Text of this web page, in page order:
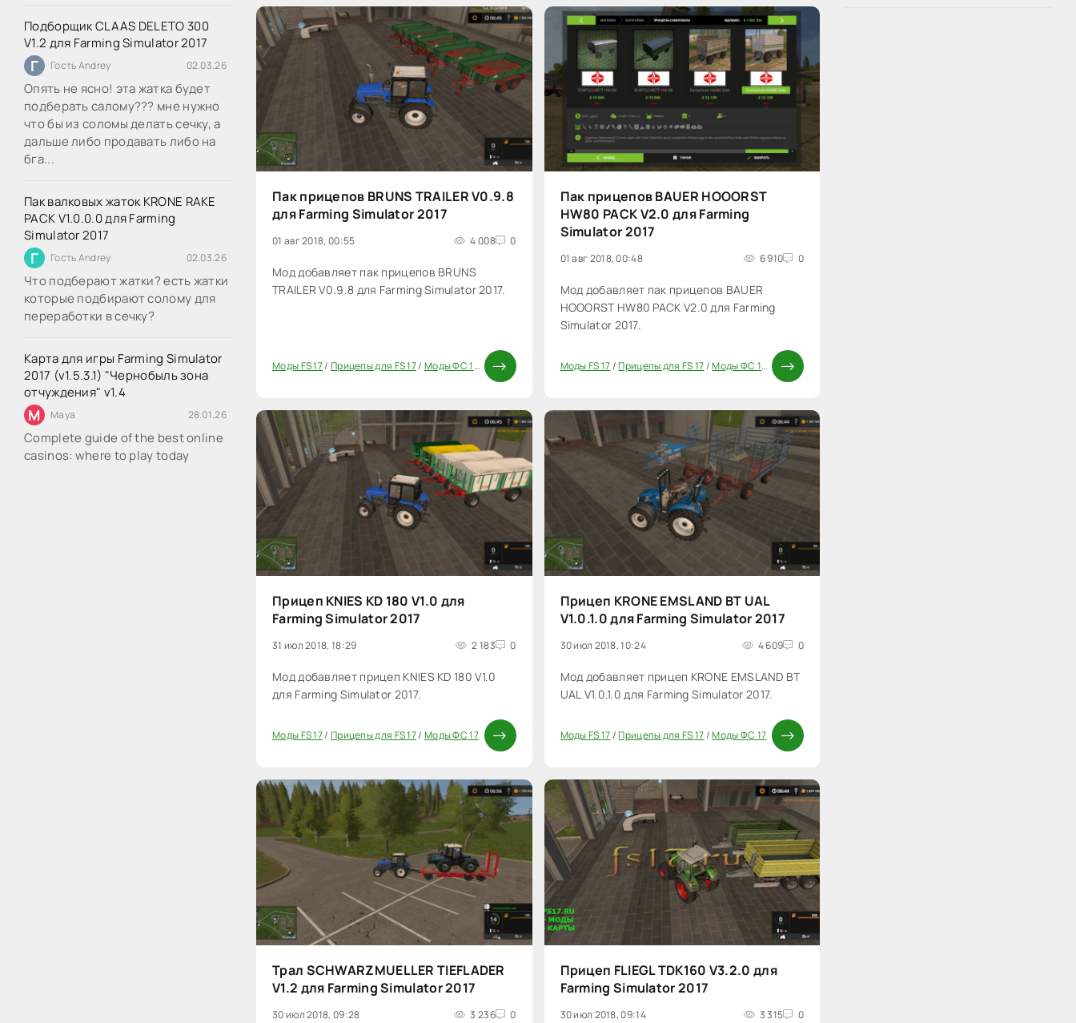
Подборщик CLAAS DELETO 300
V1.2 для Farming Simulator 2017
Г Гость Andrey 02.03.26
Опять не ясно! эта жатка будет
подберать салому??? мне нужно
что бы из соломы делать сечку, а
дальше либо продавать либо на
бга...
Пак валковых жаток KRONE RAKE
PACK V1.0.0.0 для Farming
Simulator 2017
Г Гость Andrey 02.03.26
Что подберают жатки? есть жатки
которые подбирают солому для
переработки в сечку?
Карта для игры Farming Simulator
2017 (v1.5.3.1) "Чернобыль зона
отчуждения" v1.4
M Maya 28.01.26
Complete guide of the best online
casinos: where to play today
Пак прицепов BRUNS TRAILER V0.9.8
для Farming Simulator 2017
01 авг 2018, 00:55 4 008 0
Мод добавляет пак прицепов BRUNS
TRAILER V0.9.8 для Farming Simulator 2017.
20
Моды FS 17/ Прицепы для FS 17/ Моды ФС 17 / Паки
Пак прицепов BAUER HOOORST
HW80 PACK V2.0 для Farming
Simulator 2017
01 авг 2018, 00:48 6 910 0
Мод добавляет пак прицепов BAUER
HOOORST HW80 PACK V2.0 для Farming
Simulator 2017.
20
Моды FS 17/Прицепы для FS 17/Моды ФС 17 / Паки
Прицеп KNIES KD 180 V1.0 для
Farming Simulator 2017
31 июл 2018, 18:29 2 183 0
Мод добавляет прицеп KNIES KD 180 V1.0
для Farming Simulator 2017.
Моды FS 17/ Прицепы для FS 17/ Моды ФС 17
Прицеп KRONE EMSLAND BT UAL
V1.0.1.0 для Farming Simulator 2017
30 июл 2018, 10:24 4 609 0
Мод добавляет прицеп KRONE EMSLAND BT
UAL V1.0.1.0 для Farming Simulator 2017.
20
Моды FS 17/Прицепы для FS 17/Моды ФС 17
Трал SCHWARZMUELLER TIEFLADER
V1.2 для Farming Simulator 2017
30 июл 2018, 09:28 3 236 0
Прицеп FLIEGL TDK160 V3.2.0 для
Farming Simulator 2017
30 июл 2018, 09:14 3 315 0